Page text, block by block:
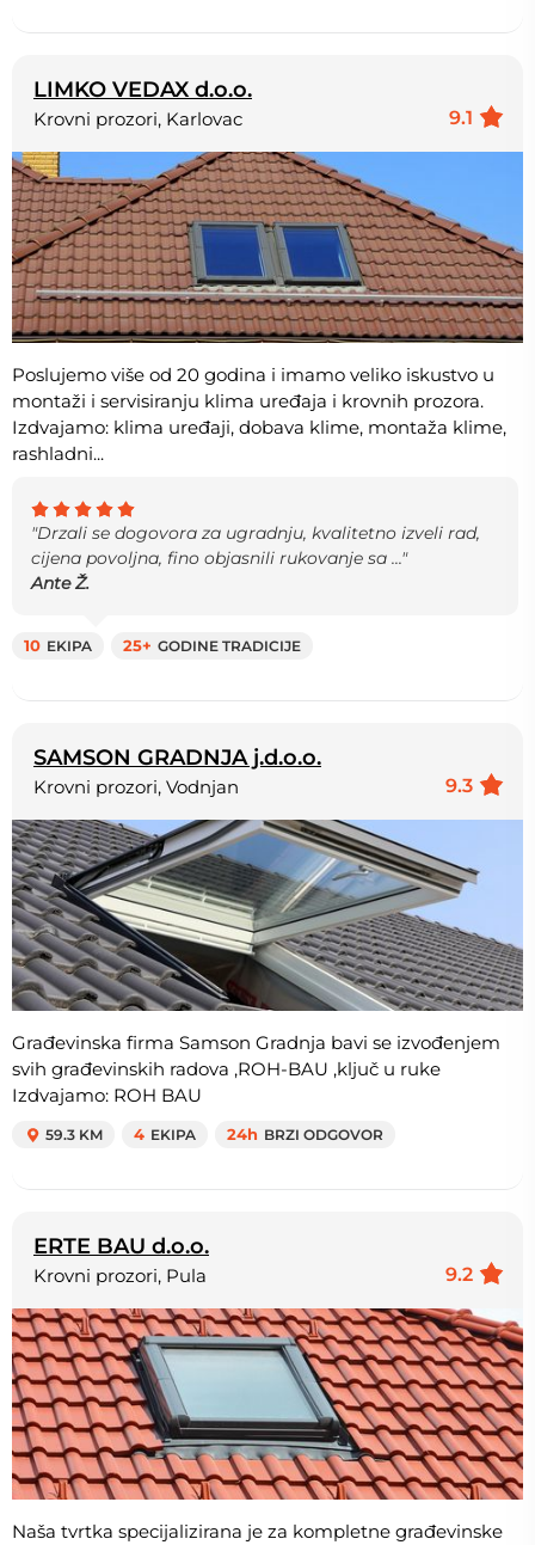
LIMKO VEDAX d.o.o.
9.1
Krovni prozori, Karlovac
Poslujemo više od 20 godina i imamo veliko iskustvo u
montaži i servisiranju klima uređaja i krovnih prozora.
Izdvajamo: klima uređaji, dobava klime, montaža klime,
rashladni...
"Drzali se dogovora za ugradnju, kvalitetno izveli rad,
cijena povoljna, fino objasnili rukovanje sa ..."
Ante Ž.
10 EKIPA 25+ GODINE TRADICIJE
SAMSON GRADNJA j.d.o.o.
9.3
Krovni prozori, Vodnjan
Građevinska firma Samson Gradnja bavi se izvođenjem
svih građevinskih radova ,ROH-BAU ,ključ u ruke
Izdvajamo: ROH BAU
59.3 KM 4 EKIPA 24h BRZI ODGOVOR
ERTE BAU d.o.o.
9.2
Krovni prozori, Pula
Naša tvrtka specijalizirana je za kompletne građevinske